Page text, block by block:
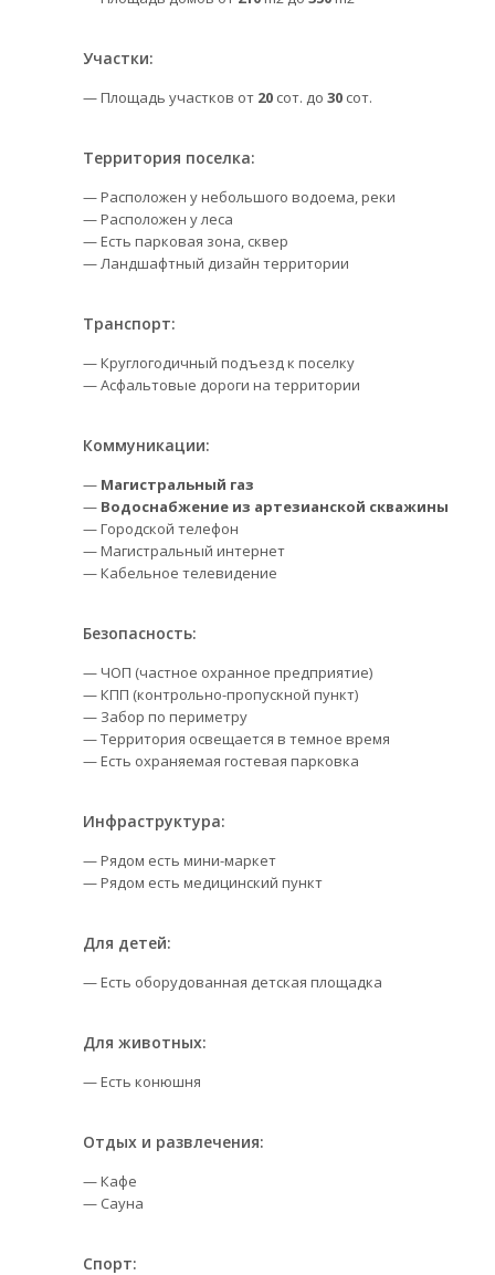
Участки:
— Площадь участков от 20 сот. до 30 сот.
Территория поселка:
— Расположен у небольшого водоема, реки
— Расположен у леса
— Есть парковая зона, сквер
— Ландшафтный дизайн территории
Транспорт:
— Круглогодичный подъезд к поселку
— Асфальтовые дороги на территории
Коммуникации:
— Магистральный газ
— Водоснабжение из артезианской скважины
— Городской телефон
— Магистральный интернет
— Кабельное телевидение
Безопасность:
— ЧОП (частное охранное предприятие)
— КПП (контрольно-пропускной пункт)
— Забор по периметру
— Территория освещается в темное время
— Есть охраняемая гостевая парковка
Инфраструктура:
— Рядом есть мини-маркет
— Рядом есть медицинский пункт
Для детей:
— Есть оборудованная детская площадка
Для животных:
— Есть конюшня
Отдых и развлечения:
— Кафе
— Сауна
Спорт: